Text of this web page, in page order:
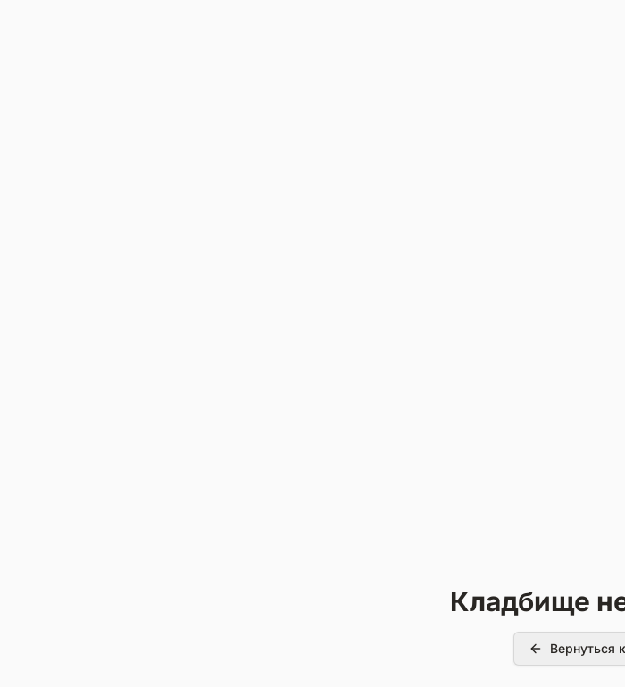
Кладбище
Вернуться